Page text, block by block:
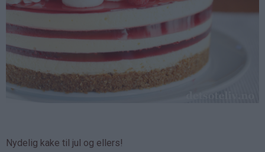
Nydelig kake til jul og ellers!